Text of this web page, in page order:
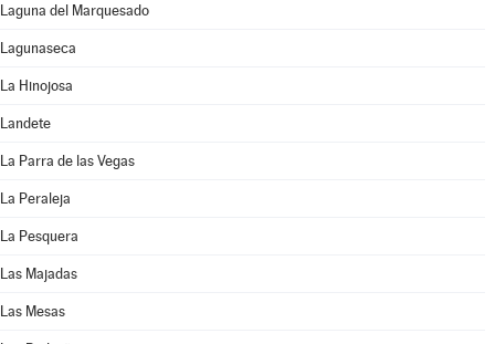
Laguna del Marquesado
Lagunaseca
La Hinojosa
Landete
La Parra de las Vegas
La Peraleja
La Pesquera
Las Majadas
Las Mesas